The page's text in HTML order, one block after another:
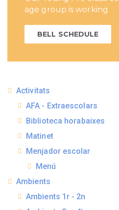
age group is working
BELL SCHEDULE
Activitats
AFA - Extraescolars
Biblioteca horabaixes
Matinet
Menjador escolar
Menú
Ambients
Ambients 1r - 2n